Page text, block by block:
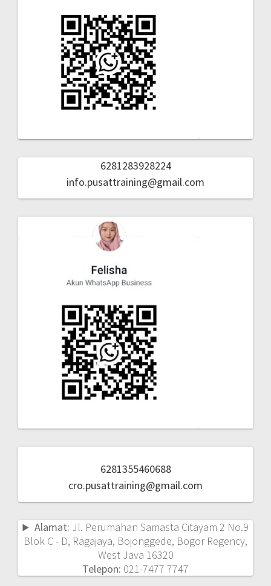
6281283928224
info.pusattraining@gmail.com
6281355460688
cro.pusattraining@gmail.com
Alamat: Jl. Perumahan Samasta Citayam 2 No.9
Blok C - D, Ragajaya, Bojonggede, Bogor Regency,
West Java 16320
Telepon: 021-7477 7747